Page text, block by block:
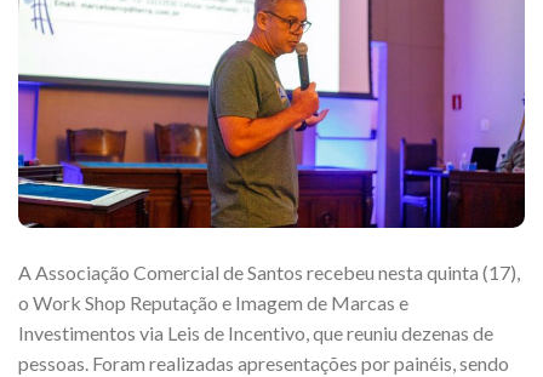
A Associação Comercial de Santos recebeu nesta quinta (17),
o Work Shop Reputação e Imagem de Marcas e
Investimentos via Leis de Incentivo, que reuniu dezenas de
pessoas. Foram realizadas apresentações por painéis, sendo